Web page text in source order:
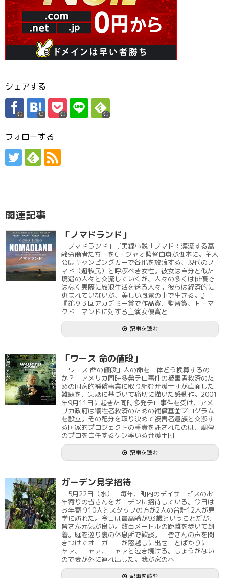
シェアする
フォローする
関連記事
「ノマドランド」
「ノマドランド」『実録小説「ノマド：漂流する高
齢労働者たち」をC・ジャオ監督自身が脚本に。主人
公はキャンピングカーで各地を放浪する、現代のノ
マド（遊牧民）と呼ぶべき女性。彼女は自分と似た
境遇の人々と交流していくが、人々の多くは俳優で
はなく実際に放浪生活を送る人々。彼らは経済的に
恵まれていないが、美しい風景の中で生きる。』
『第９３回アカデミー賞で作品賞、監督賞、Ｆ・マ
クドーマンドに対する主演女優賞と
記事を読む
「ワース 命の値段」
「ワース 命の値段」人の命を一体どう換算するの
か？ アメリカ同時多発テロ事件の被害者救済のた
めの国家的補償事業に取り組む弁護士団が直面した
難題を、実話に基づいて痛切に描いた感動作。2001
年9月11日に起きた同時多発テロ事件を受け、アメ
リカ政府は犠牲者救済のための補償基金プログラム
を設立。その配分を取り決めて被害者遺族と交渉す
る国家的プロジェクトの重責を託されたのは、調停
のプロを自任するケン率いる弁護士団
記事を読む
ガーデン見学招待
5月22日（水） 毎年、町内のデイサービスのお
年寄りの皆さんをガーデンに招待している。今日は
お年寄り10人とスタッフの方が2人の合計12人が見
学に訪れた。今日は最高齢が93歳ということだが、
皆さん元気が良い。数百メートルの距離を歩いて到
着。庭を巡り裏の休息所で歓談。 皆さんの声を聞
きつけてオーガニーが窓越しに出せーとばかりにニ
ャァ、ニャァ、ニャァと泣き続ける。しょうがない
ので妻が外に連れ出した。我が家のヘ